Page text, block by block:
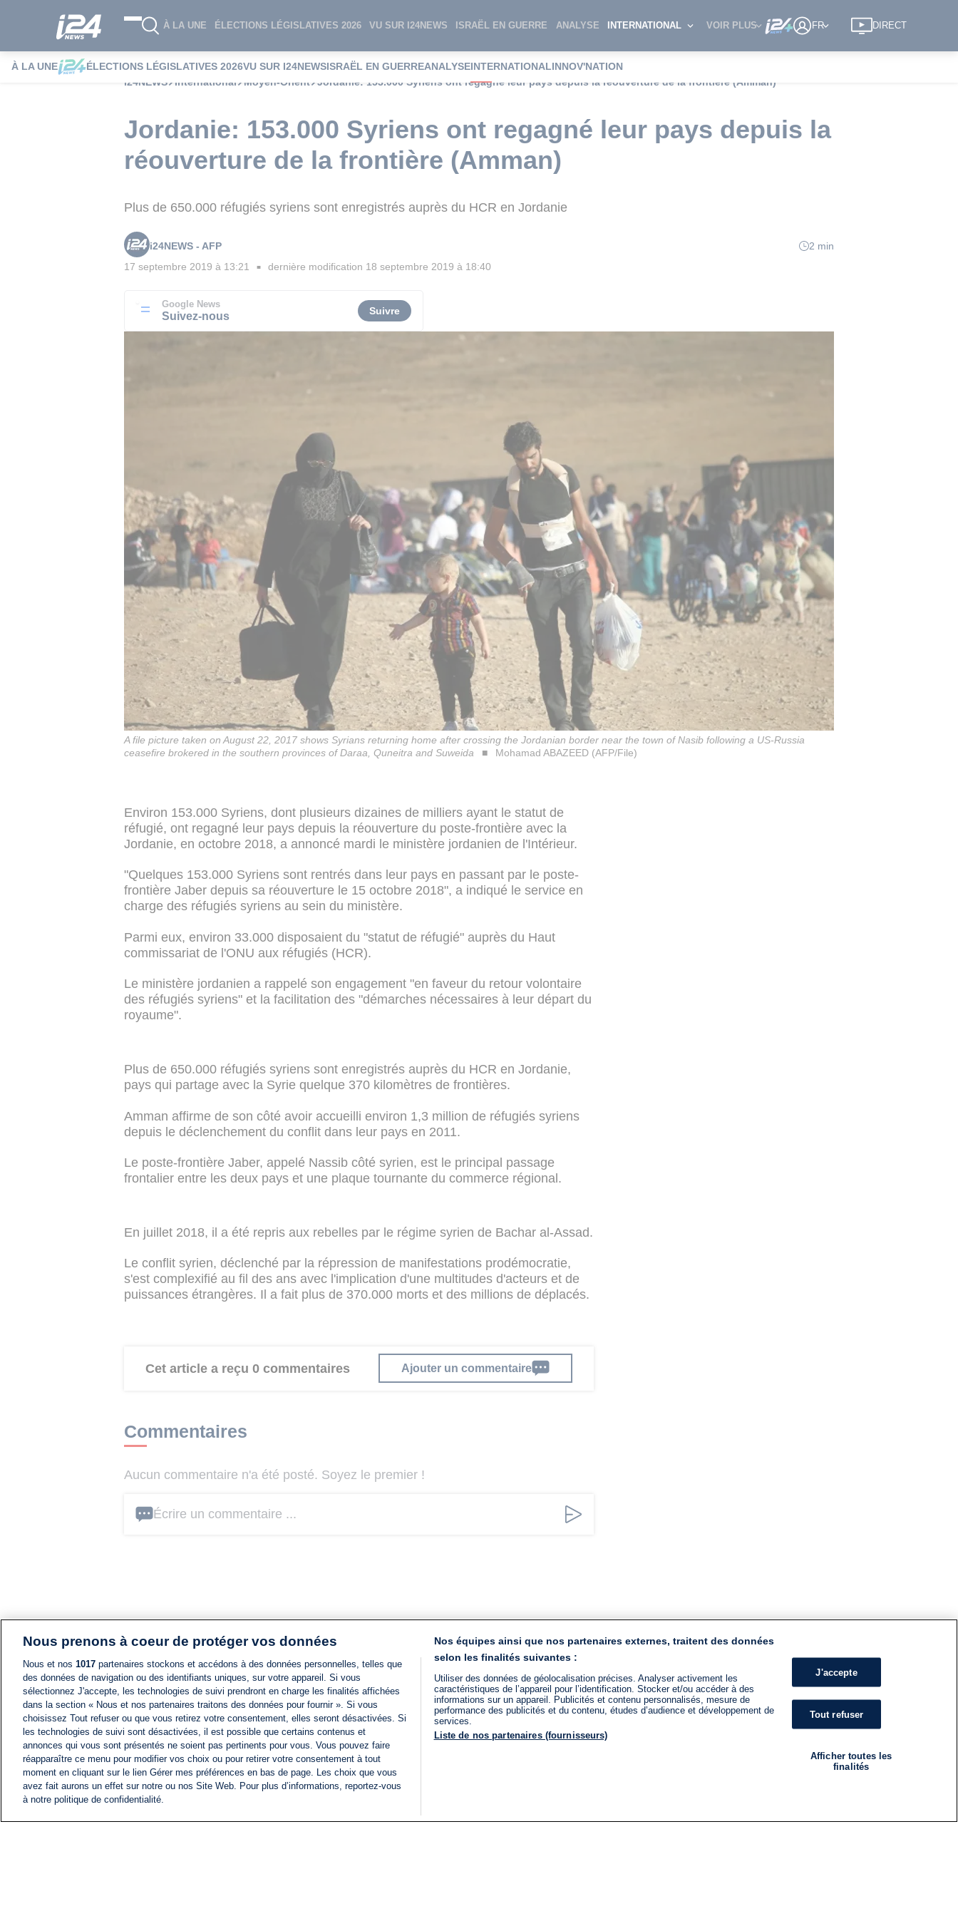
À LA UNE ÉLECTIONS LÉGISLATIVES 2026 VU SUR I24NEWS ISRAËL EN GUERRE ANALYSE INTERNATIONAL VOIR PLUS FR DIRECT
À LA UNE ÉLECTIONS LÉGISLATIVES 2026VU SUR I24NEWSISRAËL EN GUERREANALYSEINTERNATIONALINNOV'NATION
i24NEWS
International Moyen-Orient Jordanie: 153.000 Syriens ont regagné leur pays depuis la réouverture de la frontière (Amman)
Jordanie: 153.000 Syriens ont regagné leur pays depuis la
réouverture de la frontière (Amman)
Plus de 650.000 réfugiés syriens sont enregistrés auprès du HCR en Jordanie
i24NEWS - AFP
2 min
17 septembre 2019 à 13:21 ■ dernière modification 18 septembre 2019 à 18:40
Google News
Suivez-nous Suivre
A file picture taken on August 22, 2017 shows Syrians returning home after crossing the Jordanian border near the town of Nasib following a US-Russia
ceasefire brokered in the southern provinces of Daraa, Quneitra and Suweida
Mohamad ABAZEED (AFP/File)
Environ 153.000 Syriens, dont plusieurs dizaines de milliers ayant le statut de
réfugié, ont regagné leur pays depuis la réouverture du poste-frontière avec la
Jordanie, en octobre 2018, a annoncé mardi le ministère jordanien de l'Intérieur.
"Quelques 153.000 Syriens sont rentrés dans leur pays en passant par le poste-
frontière Jaber depuis sa réouverture le 15 octobre 2018", a indiqué le service en
charge des réfugiés syriens au sein du ministère.
Parmi eux, environ 33.000 disposaient du "statut de réfugié" auprès du Haut
commissariat de l'ONU aux réfugiés (HCR).
Le ministère jordanien a rappelé son engagement "en faveur du retour volontaire
des réfugiés syriens" et la facilitation des "démarches nécessaires à leur départ du
royaume".
Plus de 650.000 réfugiés syriens sont enregistrés auprès du HCR en Jordanie,
pays qui partage avec la Syrie quelque 370 kilomètres de frontières.
Amman affirme de son côté avoir accueilli environ 1,3 million de réfugiés syriens
depuis le déclenchement du conflit dans leur pays en 2011.
Le poste-frontière Jaber, appelé Nassib côté syrien, est le principal passage
frontalier entre les deux pays et une plaque tournante du commerce régional.
En juillet 2018, il a été repris aux rebelles par le régime syrien de Bachar al-Assad.
Le conflit syrien, déclenché par la répression de manifestations prodémocratie,
s'est complexifié au fil des ans avec l'implication d'une multitudes d'acteurs et de
puissances étrangères. Il a fait plus de 370.000 morts et des millions de déplacés.
Cet article a reçu 0 commentaires Ajouter un commentaire
Commentaires
Aucun commentaire n'a été posté. Soyez le premier !
Écrire un commentaire ...
Nous prenons à coeur de protéger vos données
Nous et nos 1017 partenaires stockons et accédons à des données personnelles, telles que
des données de navigation ou des identifiants uniques, sur votre appareil. Si vous
sélectionnez J'accepte, les technologies de suivi prendront en charge les finalités affichées
dans la section « Nous et nos partenaires traitons des données pour fournir ». Si vous
choisissez Tout refuser ou que vous retirez votre consentement, elles seront désactivées. Si
les technologies de suivi sont désactivées, il est possible que certains contenus et
annonces qui vous sont présentés ne soient pas pertinents pour vous. Vous pouvez faire
réapparaître ce menu pour modifier vos choix ou pour retirer votre consentement à tout
moment en cliquant sur le lien Gérer mes préférences en bas de page. Les choix que vous
avez fait aurons un effet sur notre ou nos Site Web. Pour plus d’informations, reportez-vous
à notre politique de confidentialité.
Nos équipes ainsi que nos partenaires externes, traitent des données
selon les finalités suivantes :
Utiliser des données de géolocalisation précises. Analyser activement les
caractéristiques de l’appareil pour l’identification. Stocker et/ou accéder à des
informations sur un appareil. Publicités et contenu personnalisés, mesure de
performance des publicités et du contenu, études d’audience et développement de
services.
Liste de nos partenaires (fournisseurs)
J'accepte
Tout refuser
Afficher toutes les
finalités